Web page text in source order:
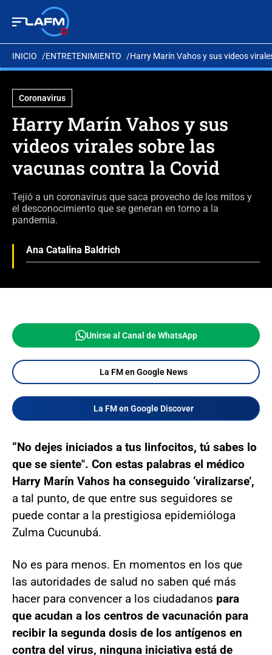
INICIO ENTRETENIMIENTO Harry Marín Vahos y sus videos
Coronavirus
Harry Marín Vahos y sus
videos virales sobre las
vacunas contra la Covid
Tejió a un coronavirus que saca provecho de los mitos y
el desconocimiento que se generan en torno a la
pandemia.
Ana Catalina Baldrich
Unirse al Canal de WhatsApp
La FM en Google News
La FM en Google Discover
“No dejes iniciados a tus linfocitos, tú sabes lo
que se siente". Con estas palabras el médico
Harry Marín Vahos ha conseguido ‘viralizarse’,
a tal punto, de que entre sus seguidores se
puede contar a la prestigiosa epidemióloga
Zulma Cucunubá.
No es para menos. En momentos en los que
las autoridades de salud no saben qué más
hacer para convencer a los ciudadanos para
que acudan a los centros de vacunación para
recibir la segunda dosis de los antígenos en
contra del virus, ninguna iniciativa está de